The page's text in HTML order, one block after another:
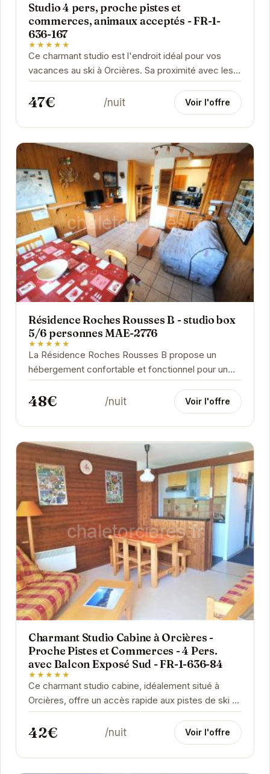
Studio 4 pers, proche pistes et
commerces, animaux acceptés - FR-1-
636-167
★★★★★
Ce charmant studio est l'endroit idéal pour vos
vacances au ski à Orcières. Sa proximité avec les
pistes et les commerces vous permettra de...
47€ /nuit Voir l'offre
Résidence Roches Rousses B - studio box
5/6 personnes MAE-2776
★★★★★
La Résidence Roches Rousses B propose un
hébergement confortable et fonctionnel pour un
séjour agréable à la montagne. Le studio box,
idéal...
48€ /nuit Voir l'offre
Charmant Studio Cabine à Orcières -
Proche Pistes et Commerces - 4 Pers.
avec Balcon Exposé Sud - FR-1-636-84
★★★★★
Ce charmant studio cabine, idéalement situé à
Orcières, offre un accès rapide aux pistes de ski et
à l'animation du centre-ville. Son balcon...
42€ /nuit Voir l'offre